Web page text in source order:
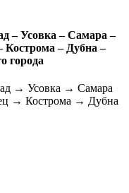
– Усовка – Самара –
Кострома – Дубна –
города
→ Усовка → Самара
→ Кострома → Дубна